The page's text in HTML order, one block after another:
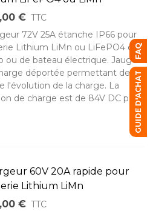
€ TTC
72V 25A étanche IP66 pour
Lithium LiMn ou LiFePO4 de
ou de bateau électrique. Jauge
déportée permettant de
l'évolution de la charge. La
de charge est de 84V DC pour
60V 20A rapide pour
Lithium LiMn
€ TTC
FAQ
GUIDE D'ACHAT